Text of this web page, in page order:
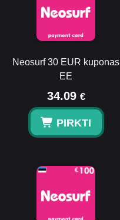
Neosurf 30 EUR kuponas
EE
34.09 €
PIRKTI